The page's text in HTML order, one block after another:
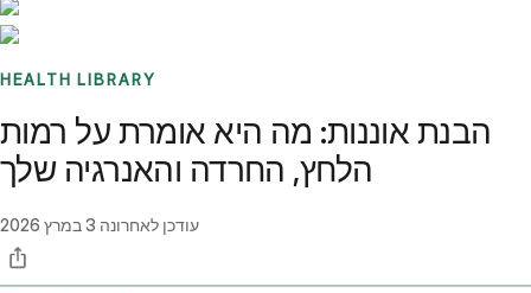
HEALTH LIBRARY
הבנת אוננות: מה היא אומרת על רמות
הלחץ, החרדה והאנרגיה שלך
עודכן לאחרונה 3 במרץ 2026